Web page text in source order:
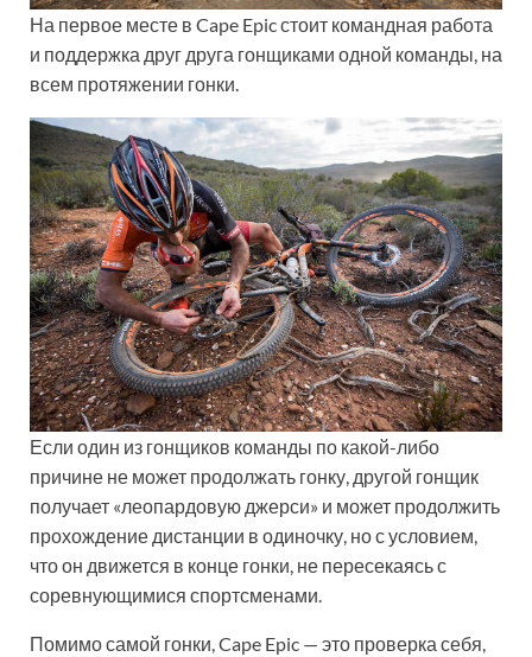
На первое месте в Cape Epic стоит командная работа
и поддержка друг друга гонщиками одной команды, на
всем протяжении гонки.
Если один из гонщиков команды по какой-либо
причине не может продолжать гонку, другой гонщик
получает «леопардовую джерси» и может продолжить
прохождение дистанции в одиночку, но с условием,
что он движется в конце гонки, не пересекаясь с
соревнующимися спортсменами.
Помимо самой гонки, Cape Epic — это проверка себя,